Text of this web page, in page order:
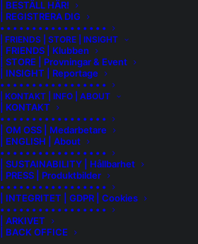
| BESTÄLL HÄR!
| REGISTRERA DIG
• • • • • • • • • • • • • • • • •
| FRIENDS | STORE | INSIGHT
| FRIENDS | Klubben
| STORE | Provningar & Event
| INSIGHT | Reportage
• • • • • • • • • • • • • • • • •
| KONTAKT | INFO | ABOUT
| KONTAKT
• • • • • • • • • • • • • • • • •
| OM OSS | Medarbetare
| ENGLISH | About
• • • • • • • • • • • • • • • • •
| SUSTAINABILITY | Hållbarhet
| PRESS | Produktbilder
• • • • • • • • • • • • • • • • •
| INTEGRITET | GDPR | Cookies
• • • • • • • • • • • • • • • • •
| ARKIVET
| BACK OFFICE